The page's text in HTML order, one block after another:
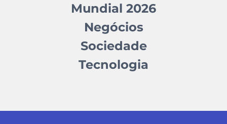
Mundial 2026
Negócios
Sociedade
Tecnologia